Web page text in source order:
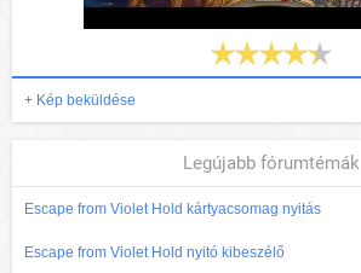
+ Kép beküldése
Legújabb fórumtémák
Escape from Violet Hold kártyacsomag nyitás
Escape from Violet Hold nyitó kibeszélő